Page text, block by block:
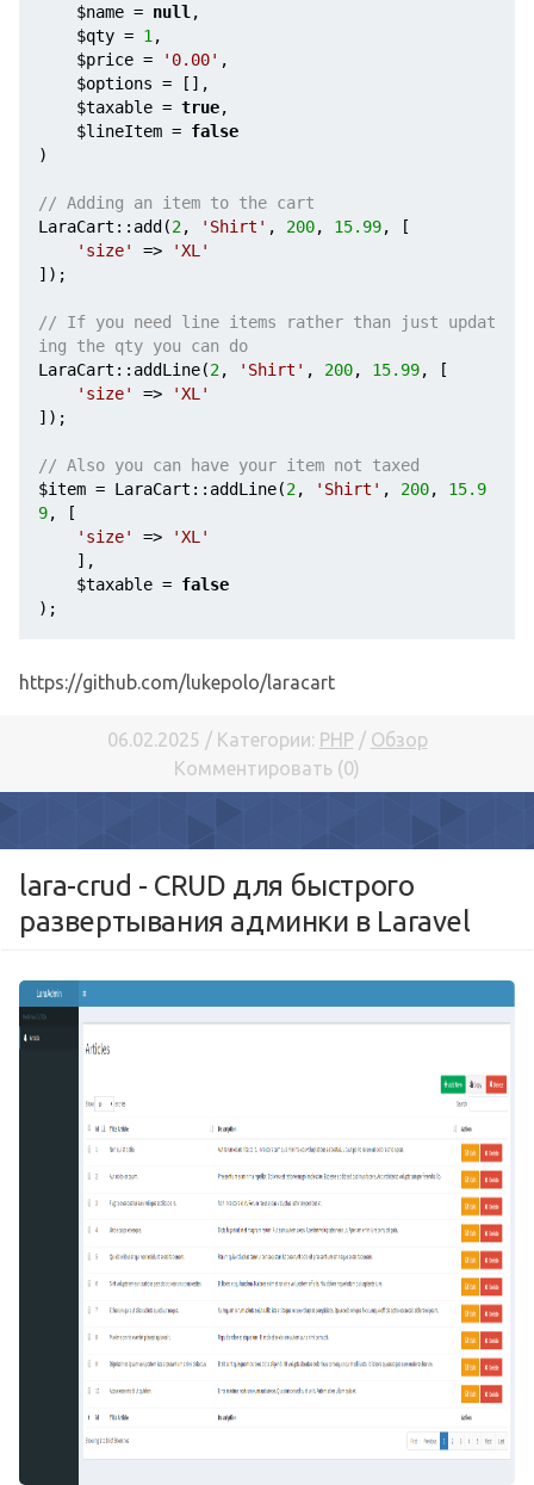
$name = null ,
$qty = 1 ,
$price = '0.00' ,
$options = [],
$taxable = true,
$lineItem = false
)
// Adding an item to the cart
LaraCart::add(2, 'Shirt' , 200, 15.99, [
'size'
=>
'XL'
]);
// If you need line items rather than just updat
ing the qty you can do
LaraCart::addLine(2, 'Shirt' , 200, 15.99, [
'size'
=>
'XL'
]);
// Also you can have your item not taxed
$item = LaraCart::addLine(2, 'Shirt' , 200, 15.9
9, [
'size'
=>
'XL'
$taxable = false
);
https://github.com/lukepolo/laracart
06.02.2025 / Категории: PHP / Обзор
Комментировать (0)
lara-crud - CRUD для быстрого
развертывания админки в Laravel